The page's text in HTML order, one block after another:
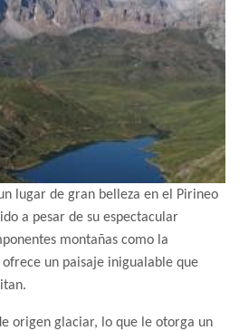
lugar de gran belleza en el Pirineo
a pesar de su espectacular
montañas como la
un paisaje inigualable que
origen glaciar, lo que le otorga un